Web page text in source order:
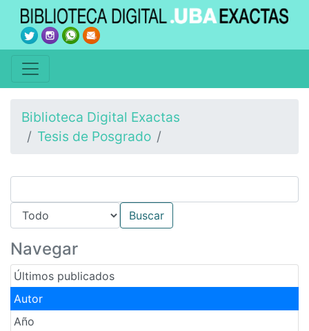
Biblioteca Digital Exactas
Tesis de Posgrado
Navegar
Últimos publicados
Autor
Año